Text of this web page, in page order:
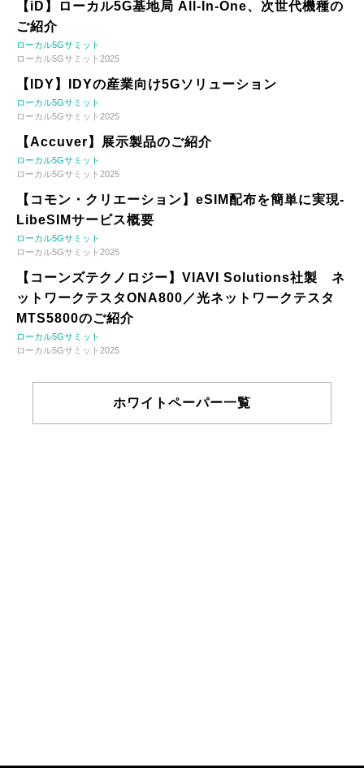
【iD】ローカル5G基地局 All-In-One、次世代機種の
ご紹介
ローカル5Gサミット
ローカル5Gサミット2025
【IDY】IDYの産業向け5Gソリューション
ローカル5Gサミット
ローカル5Gサミット2025
【Accuver】展示製品のご紹介
ローカル5Gサミット
ローカル5Gサミット2025
【コモン・クリエーション】eSIM配布を簡単に実現-
LibeSIMサービス概要
ローカル5Gサミット
ローカル5Gサミット2025
【コーンズテクノロジー】VIAVI Solutions社製 ネ
ットワークテスタONA800／光ネットワークテスタ
MTS5800のご紹介
ローカル5Gサミット
ローカル5Gサミット2025
ホワイトペーパー一覧